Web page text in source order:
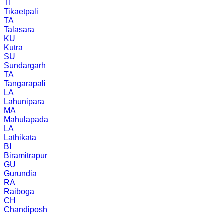
TI
Tikaetpali
TA
Talasara
KU
Kutra
SU
Sundargarh
TA
Tangarapali
LA
Lahunipara
MA
Mahulapada
LA
Lathikata
BI
Biramitrapur
GU
Gurundia
RA
Raiboga
CH
Chandiposh